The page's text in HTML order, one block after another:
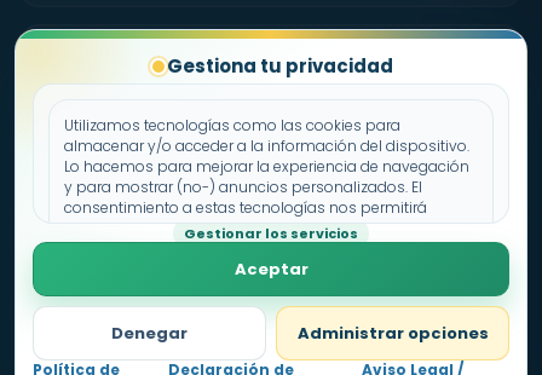
Gestiona tu privacidad
Utilizamos tecnologías como las cookies para
almacenar y/o acceder a la información del dispositivo.
Lo hacemos para mejorar la experiencia de navegación
y para mostrar (no-) anuncios personalizados. El
consentimiento a estas tecnologías nos permitirá
procesar datos como el comportamiento de
navegación o los ID's únicos en este sitio. No consentir o
retirar el consentimiento, puede afectar negativamente a
Gestionar los servicios
Aceptar
Denegar Administrar opciones
Política de Declaración de Aviso Legal /
Sobre Fichas.es Contacto
Política de cookies
Declaración de privacidad
Aviso legal